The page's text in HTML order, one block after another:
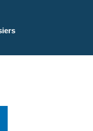
une navigation optimale.